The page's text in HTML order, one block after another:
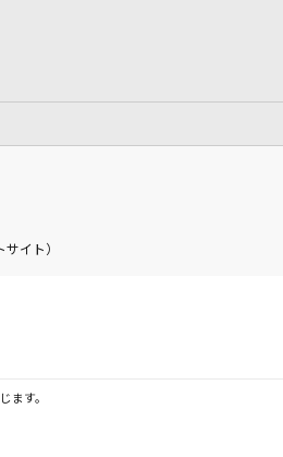
イト）
ます。